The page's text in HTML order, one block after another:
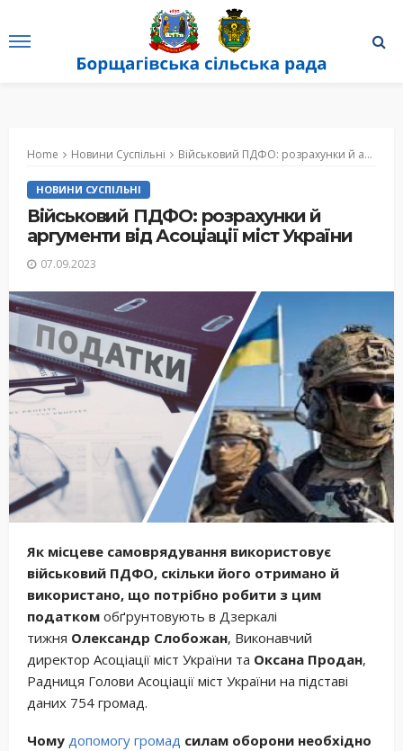
Home Новини Суспільні Військовий ПДФО: розрахунки й аргументи від Асоціації міст України
НОВИНИ СУСПІЛЬНІ
Військовий ПДФО: розрахунки й
аргументи від Асоціації міст України
07.09.2023
Як місцеве самоврядування використовує
військовий ПДФО, скільки його отримано й
використано, що потрібно робити з цим
податком обґрунтовують в Дзеркалі
тижня Олександр Слобожан, Виконавчий
директор Асоціації міст України та Оксана Продан,
Радниця Голови Асоціації міст України на підставі
даних 754 громад.
Чому допомогу громад силам оборони необхідно